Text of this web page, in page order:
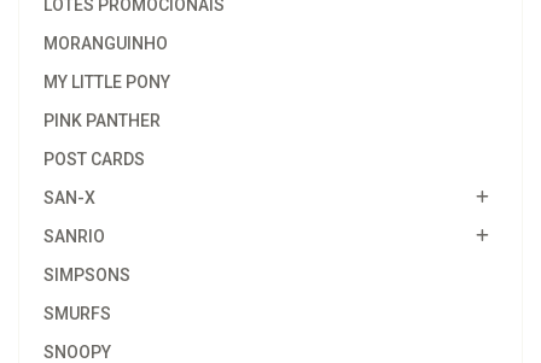
LOTES PROMOCIONAIS
MORANGUINHO
MY LITTLE PONY
PINK PANTHER
POST CARDS
SAN-X
SANRIO
SIMPSONS
SMURFS
SNOOPY